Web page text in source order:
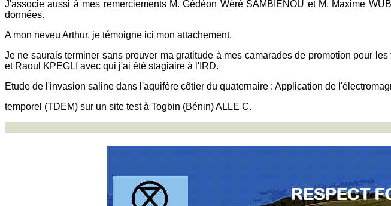
J'associe aussi à mes remerciements M. Gédéon Wèré SAMBIENOU et M. Maxime
données.
A mon neveu Arthur, je témoigne ici mon attachement.
Je ne saurais terminer sans prouver ma gratitude à mes camarades de promotion pour
et Raoul KPEGLI avec qui j'ai été stagiaire à l'IRD.
Etude de l'invasion saline dans l'aquifère côtier du quaternaire : Application de
temporel (TDEM) sur un site test à Togbin (Bénin) ALLE C.